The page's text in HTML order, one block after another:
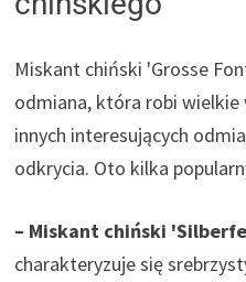
Miskant chiński 'Grosse
odmiana, która robi wielkie
innych interesujących
odkrycia. Oto kilka
– Miskant chiński
charakteryzuje się